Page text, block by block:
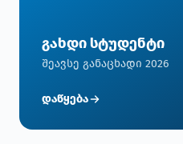
გახდი სტუდენტი
შეავსე განაცხადი 2026
დაწყება